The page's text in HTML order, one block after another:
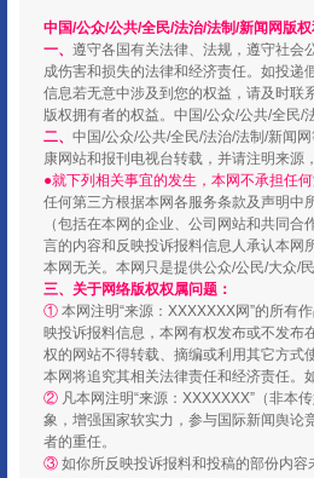
站台名比不上好声名
中国/公众/公共/全民/法治/法制/新闻网版权
一、 遵守各国有关法律、法规，遵守社会
成伤害和损失的法律和经济责任。如投递
信息若无意中涉及到您的权益，请及时联
版权拥有者的权益。中国/公众/公共/全民/
二、 中国/公众/公共/全民/法治/法制/新闻
康网站和报刊电视台转载，并请注明来源
●就下列相关事宜的发生，本网不承担任
任何第三方根据本网各服务条款及声明中
（包括在本网的企业、公司网站和共同合
言的内容和反映投诉报料信息人承认本网
本网无关。本网只是提供公众/公民/大众/
三、关于网络版权权属问题：
① 本网注明“来源：XXXXXXX网”的所有
映投诉报料信息，本网有权发布或不发布
权的网站不得转载、摘编或利用其它方式
本网将追究其相关法律责任和经济责任。
② 凡本网注明“来源：XXXXXXX”（非本
象，增强国家软实力，参与国际新闻舆论
者的重任。
③ 如你所反映投诉报料和投稿的部份内